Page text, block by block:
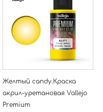
Желтый candy.Краска
акрил-уретановая Vallejo
Premium